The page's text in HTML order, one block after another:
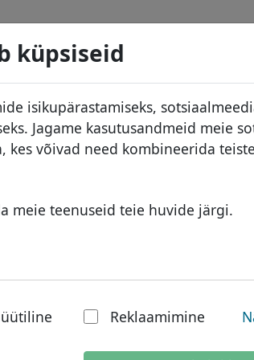
küpsiseid
isikupärastamiseks,
Jagame kasutusandmeid meie
kes võivad need kombineerida
meie teenuseid teie huvide järgi.
Reklaamimine
Aafrika domeenid
Aasia domeenid
Euroopa domeenid
Põhja-Ameerika domeenid
majutus
Domeeni KKK
.travel Otsi